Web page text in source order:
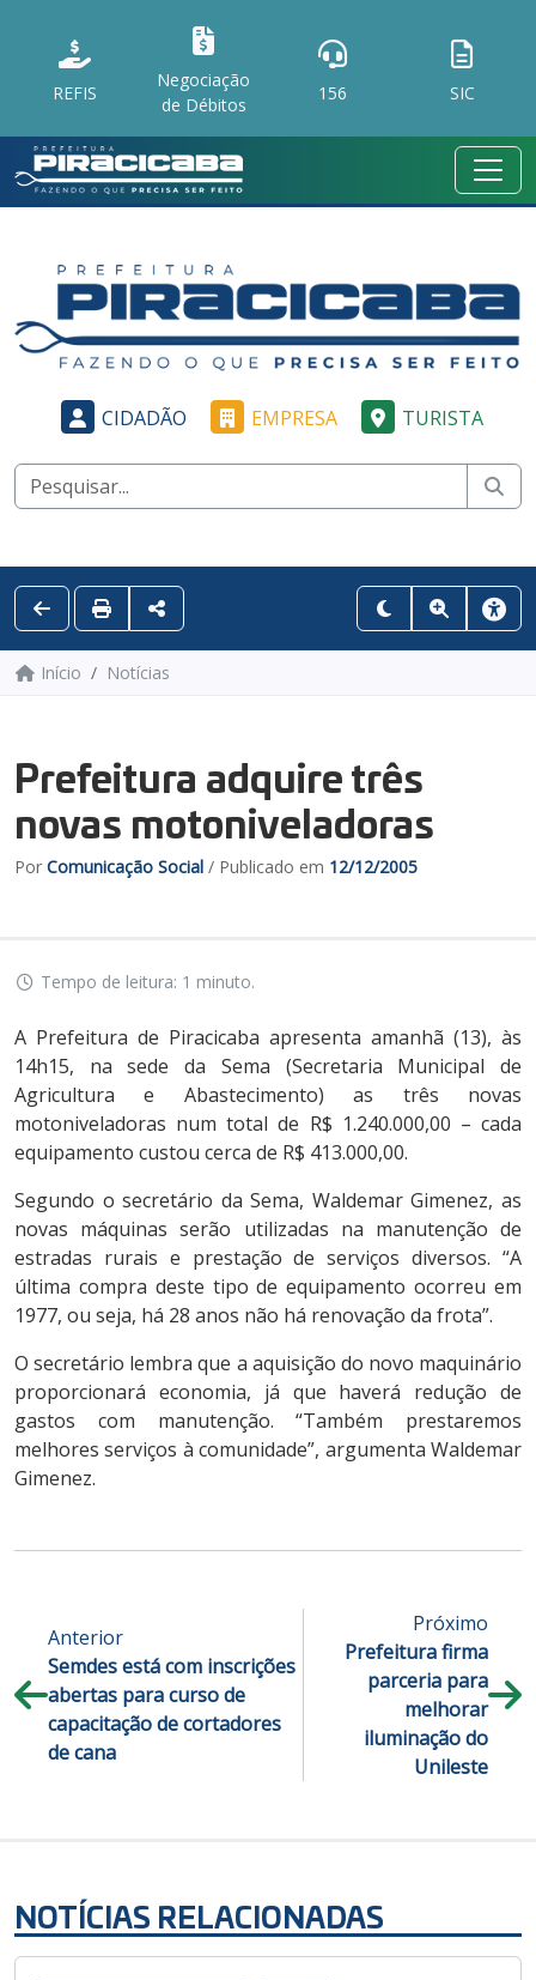
REFIS
Negociação
de Débitos
156 SIC
CIDADÃO EMPRESA TURISTA
Início Notícias
Prefeitura adquire três
novas motoniveladoras
Por Comunicação Social / Publicado em 12/12/2005
Tempo de leitura: 1 minuto.
A Prefeitura de Piracicaba apresenta amanhã (13), às
14h15, na sede da Sema (Secretaria Municipal de
Agricultura e Abastecimento) as três novas
motoniveladoras num total de R$ 1.240.000,00 – cada
equipamento custou cerca de R$ 413.000,00.
Segundo o secretário da Sema, Waldemar Gimenez, as
novas máquinas serão utilizadas na manutenção de
estradas rurais e prestação de serviços diversos. “A
última compra deste tipo de equipamento ocorreu em
1977, ou seja, há 28 anos não há renovação da frota”.
O secretário lembra que a aquisição do novo maquinário
proporcionará economia, já que haverá redução de
gastos com manutenção. “Também prestaremos
melhores serviços à comunidade”, argumenta Waldemar
Gimenez.
Anterior
Semdes está com inscrições
abertas para curso de
capacitação de cortadores
de cana
Próximo
Prefeitura firma
parceria para
melhorar
iluminação do
Unileste
NOTÍCIAS RELACIONADAS